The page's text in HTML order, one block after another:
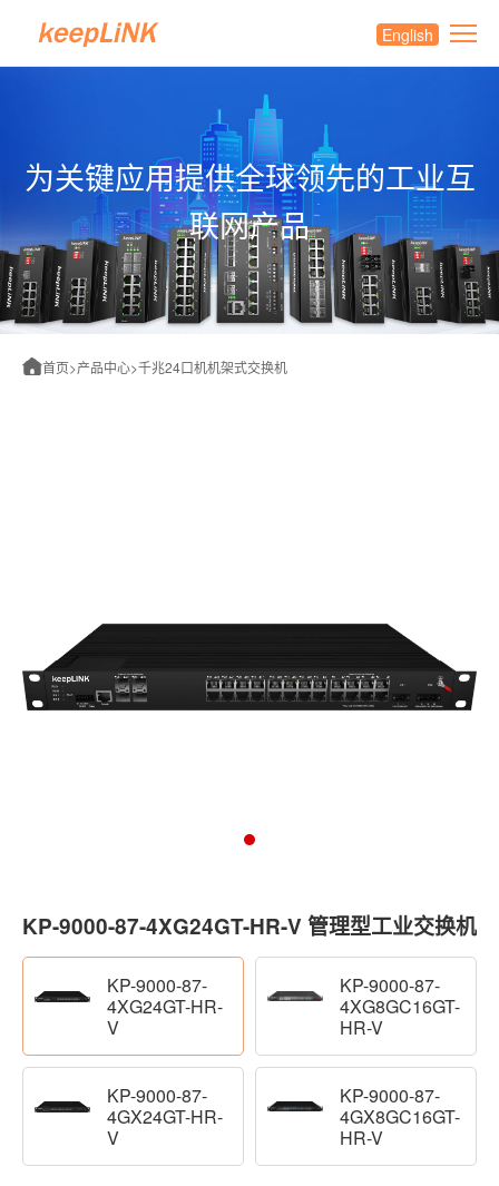
English
为关键应用提供全球领先的工业互
联网产品
首页>产品中心>千兆24口机机架式交换机
KP-9000-87-4XG24GT-HR-V 管理型工业交换机
KP-9000-87-
4XG24GT-HR-
V
KP-9000-87-
4XG8GC16GT-
HR-V
KP-9000-87-
4GX24GT-HR-
V
KP-9000-87-
4GX8GC16GT-
HR-V